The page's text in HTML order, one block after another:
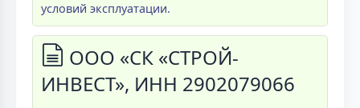
условий эксплуатации.
ООО «СК «СТРОЙ-
ИНВЕСТ», ИНН 2902079066